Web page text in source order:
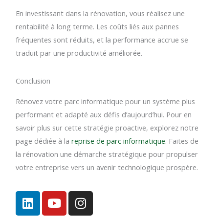
En investissant dans la rénovation, vous réalisez une
rentabilité à long terme. Les coûts liés aux pannes
fréquentes sont réduits, et la performance accrue se
traduit par une productivité améliorée.
Conclusion
Rénovez votre parc informatique pour un système plus
performant et adapté aux défis d’aujourd’hui. Pour en
savoir plus sur cette stratégie proactive, explorez notre
page dédiée à lareprise de parc informatique. Faites de
la rénovation une démarche stratégique pour propulser
votre entreprise vers un avenir technologique prospère.
L
i
Y
o
I
n